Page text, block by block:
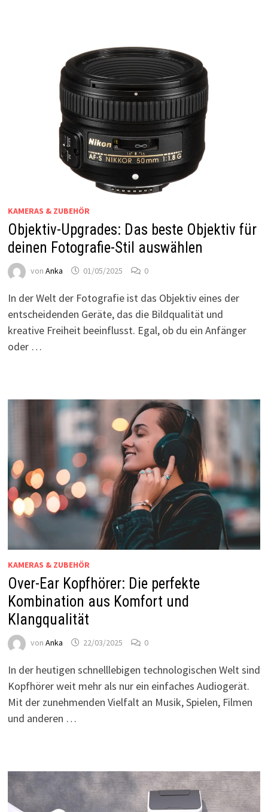
KAMERAS & ZUBEHÖR
Objektiv-Upgrades: Das beste Objektiv für
deinen Fotografie-Stil auswählen
von Anka 01/05/2025 0
In der Welt der Fotografie ist das Objektiv eines der
entscheidenden Geräte, das die Bildqualität und
kreative Freiheit beeinflusst. Egal, ob du ein Anfänger
oder …
KAMERAS & ZUBEHÖR
Over-Ear Kopfhörer: Die perfekte
Kombination aus Komfort und
Klangqualität
von Anka 22/03/2025 0
In der heutigen schnelllebigen technologischen Welt sind
Kopfhörer weit mehr als nur ein einfaches Audiogerät.
Mit der zunehmenden Vielfalt an Musik, Spielen, Filmen
und anderen …